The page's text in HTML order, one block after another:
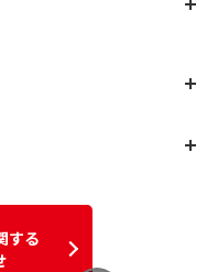
り込む
む
する